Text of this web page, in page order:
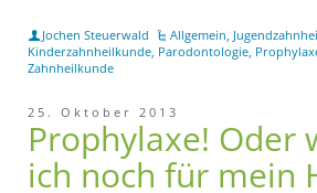
Jochen Steuerwald Allgemein,
Kinderzahnheilkunde, Parodontologie,
Zahnheilkunde
25. Oktober 2013
Prophylaxe! Oder
ich noch für mein